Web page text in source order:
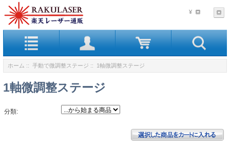
¥
ホーム :: 手動で微調整ステージ :: 1軸微調整ステージ
1軸微調整ステージ
分類: